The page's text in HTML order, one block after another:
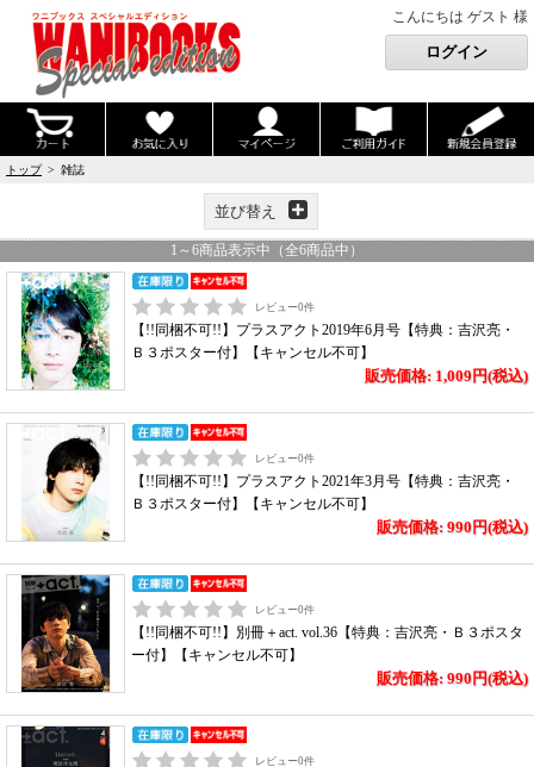
こんにちは ゲスト 様
トップ> 雑誌
並び替え
1 ～ 6商品表示中（全6商品中）
レビュー0件
【!!同梱不可!!】プラスアクト2019年6月号【特典：吉沢亮・
Ｂ３ポスター付】【キャンセル不可】
販売価格: 1,009円(税込)
レビュー0件
【!!同梱不可!!】プラスアクト2021年3月号【特典：吉沢亮・
Ｂ３ポスター付】【キャンセル不可】
販売価格: 990円(税込)
レビュー0件
【!!同梱不可!!】別冊＋act. vol.36【特典：吉沢亮・Ｂ３ポスタ
ー付】【キャンセル不可】
販売価格: 990円(税込)
レビュー0件